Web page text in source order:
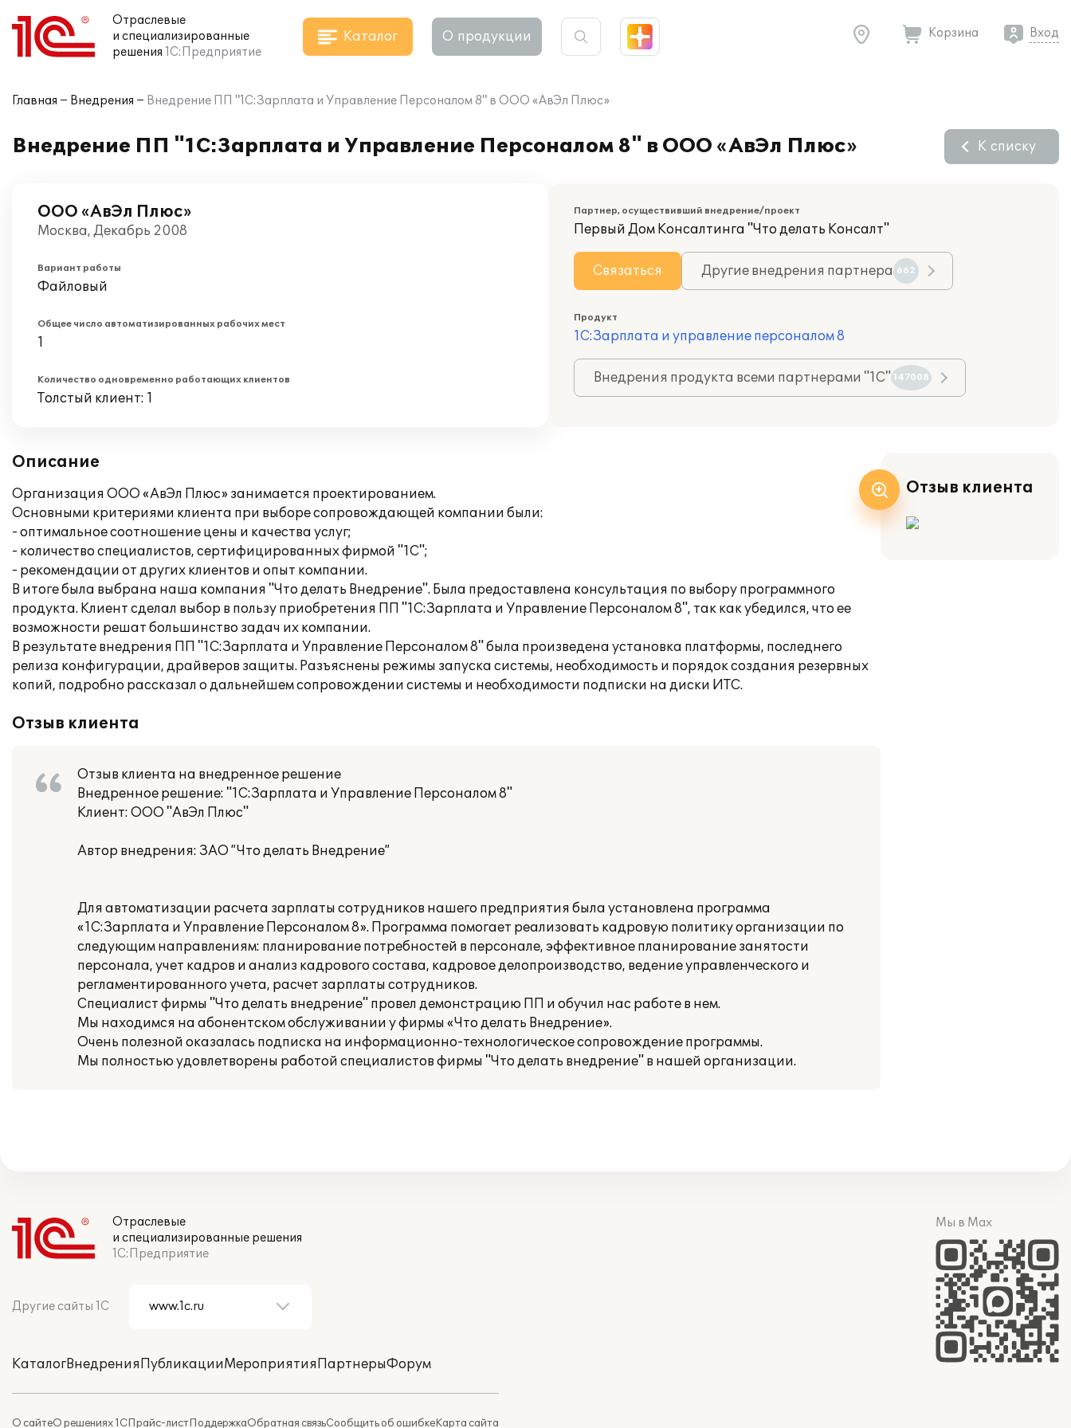
Отраслевые
и специализированные
решения 1С:Предприятие
Каталог О продукции Корзина Вход
Главная Внедрения Внедрение ПП "1C:Зарплата и Управление Персоналом 8" в ООО «АвЭл Плюс»
Внедрение ПП "1C:Зарплата и Управление Персоналом 8" в ООО «АвЭл Плюс» К списку
ООО «АвЭл Плюс»
Москва, Декабрь 2008
Вариант работы
Файловый
Общее число автоматизированных рабочих мест
1
Количество одновременно работающих клиентов
Толстый клиент: 1
Партнер, осуществивший внедрение/проект
Первый Дом Консалтинга "Что делать Консалт"
Связаться Другие внедрения партнера 662
Продукт
1С:Зарплата и управление персоналом 8
Внедрения продукта всеми партнерами "1С" 147008
Описание
Организация ООО «АвЭл Плюс» занимается проектированием.
Основными критериями клиента при выборе сопровождающей компании были:
- оптимальное соотношение цены и качества услуг;
- количество специалистов, сертифицированных фирмой "1С";
- рекомендации от других клиентов и опыт компании.
В итоге была выбрана наша компания "Что делать Внедрение". Была предоставлена консультация по выбору программного
продукта. Клиент сделал выбор в пользу приобретения ПП "1С:Зарплата и Управление Персоналом 8", так как убедился, что ее
возможности решат большинство задач их компании.
В результате внедрения ПП "1С:Зарплата и Управление Персоналом 8" была произведена установка платформы, последнего
релиза конфигурации, драйверов защиты. Разъяснены режимы запуска системы, необходимость и порядок создания резервных
копий, подробно рассказал о дальнейшем сопровождении системы и необходимости подписки на диски ИТС.
Отзыв клиента
Отзыв клиента на внедренное решение
Внедренное решение: "1C:Зарплата и Управление Персоналом 8"
Клиент: ООО "АвЭл Плюс"
Автор внедрения: ЗАО ”Что делать Внедрение”
Для автоматизации расчета зарплаты сотрудников нашего предприятия была установлена программа
«1C:Зарплата и Управление Персоналом 8». Программа помогает реализовать кадровую политику организации по
следующим направлениям: планирование потребностей в персонале, эффективное планирование занятости
персонала, учет кадров и анализ кадрового состава, кадровое делопроизводство, ведение управленческого и
регламентированного учета, расчет зарплаты сотрудников.
Специалист фирмы "Что делать внедрение" провел демонстрацию ПП и обучил нас работе в нем.
Мы находимся на абонентском обслуживании у фирмы «Что делать Внедрение».
Очень полезной оказалась подписка на информационно-технологическое сопровождение программы.
Мы полностью удовлетворены работой специалистов фирмы "Что делать внедрение" в нашей организации.
Отзыв клиента
Отраслевые
и специализированные решения
1С:Предприятие
Другие сайты 1С
КаталогВнедренияПубликацииМероприятияПартнерыФорум
О сайтеО решениях 1СПрайс-листПоддержкаОбратная связьСообщить об ошибкеКарта сайта
Мы в Max